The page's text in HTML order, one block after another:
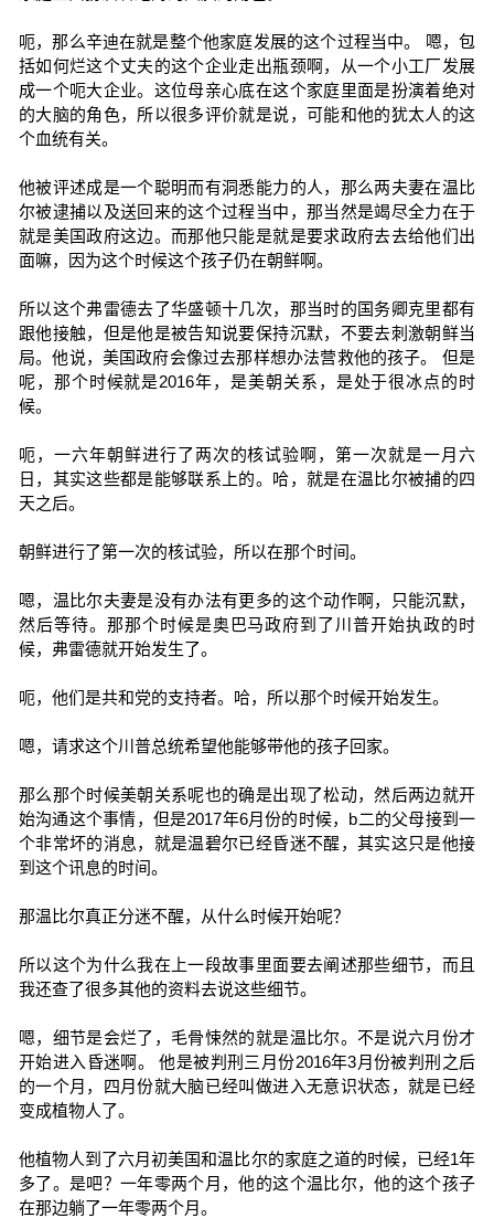
呃，那么辛迪在就是整个他家庭发展的这个过程当中。 嗯，包
括如何烂这个丈夫的这个企业走出瓶颈啊，从一个小工厂发展
成一个呃大企业。这位母亲心底在这个家庭里面是扮演着绝对
的大脑的角色，所以很多评价就是说，可能和他的犹太人的这
个血统有关。
他被评述成是一个聪明而有洞悉能力的人，那么两夫妻在温比
尔被逮捕以及送回来的这个过程当中，那当然是竭尽全力在于
就是美国政府这边。而那他只能是就是要求政府去去给他们出
面嘛，因为这个时候这个孩子仍在朝鲜啊。
所以这个弗雷德去了华盛顿十几次，那当时的国务卿克里都有
跟他接触，但是他是被告知说要保持沉默，不要去刺激朝鲜当
局。他说，美国政府会像过去那样想办法营救他的孩子。 但是
呢，那个时候就是2016年，是美朝关系，是处于很冰点的时
候。
呃，一六年朝鲜进行了两次的核试验啊，第一次就是一月六
日，其实这些都是能够联系上的。哈，就是在温比尔被捕的四
天之后。
朝鲜进行了第一次的核试验，所以在那个时间。
嗯，温比尔夫妻是没有办法有更多的这个动作啊，只能沉默，
然后等待。那那个时候是奥巴马政府到了川普开始执政的时
候，弗雷德就开始发生了。
呃，他们是共和党的支持者。哈，所以那个时候开始发生。
嗯，请求这个川普总统希望他能够带他的孩子回家。
那么那个时候美朝关系呢也的确是出现了松动，然后两边就开
始沟通这个事情，但是2017年6月份的时候，b二的父母接到一
个非常坏的消息，就是温碧尔已经昏迷不醒，其实这只是他接
到这个讯息的时间。
那温比尔真正分迷不醒，从什么时候开始呢？
所以这个为什么我在上一段故事里面要去阐述那些细节，而且
我还查了很多其他的资料去说这些细节。
嗯，细节是会烂了，毛骨悚然的就是温比尔。不是说六月份才
开始进入昏迷啊。 他是被判刑三月份2016年3月份被判刑之后
的一个月，四月份就大脑已经叫做进入无意识状态，就是已经
变成植物人了。
他植物人到了六月初美国和温比尔的家庭之道的时候，已经1年
多了。是吧？一年零两个月，他的这个温比尔，他的这个孩子
在那边躺了一年零两个月。